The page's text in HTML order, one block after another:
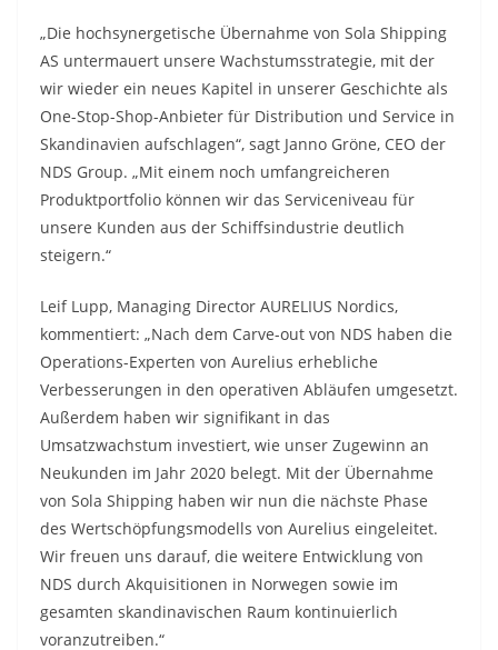
„Die hochsynergetische Übernahme von Sola Shipping
AS untermauert unsere Wachstumsstrategie, mit der
wir wieder ein neues Kapitel in unserer Geschichte als
One-Stop-Shop-Anbieter für Distribution und Service in
Skandinavien aufschlagen“, sagt Janno Gröne, CEO der
NDS Group. „Mit einem noch umfangreicheren
Produktportfolio können wir das Serviceniveau für
unsere Kunden aus der Schiffsindustrie deutlich
steigern.“
Leif Lupp, Managing Director AURELIUS Nordics,
kommentiert: „Nach dem Carve-out von NDS haben die
Operations-Experten von Aurelius erhebliche
Verbesserungen in den operativen Abläufen umgesetzt.
Außerdem haben wir signifikant in das
Umsatzwachstum investiert, wie unser Zugewinn an
Neukunden im Jahr 2020 belegt. Mit der Übernahme
von Sola Shipping haben wir nun die nächste Phase
des Wertschöpfungsmodells von Aurelius eingeleitet.
Wir freuen uns darauf, die weitere Entwicklung von
NDS durch Akquisitionen in Norwegen sowie im
gesamten skandinavischen Raum kontinuierlich
voranzutreiben.“